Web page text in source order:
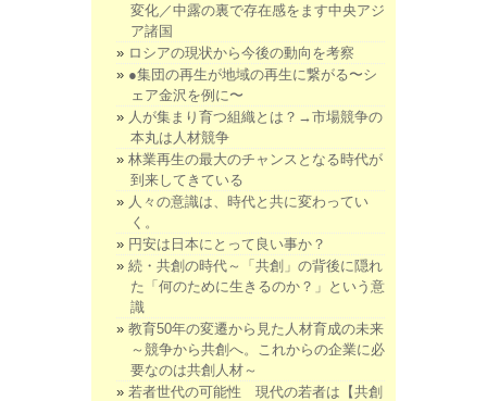
変化／中露の裏で存在感をます中央アジ
ア諸国
ロシアの現状から今後の動向を考察
●集団の再生が地域の再生に繋がる〜シ
ェア金沢を例に〜
人が集まり育つ組織とは？→市場競争の
本丸は人材競争
林業再生の最大のチャンスとなる時代が
到来してきている
人々の意識は、時代と共に変わってい
く。
円安は日本にとって良い事か？
続・共創の時代～「共創」の背後に隠れ
た「何のために生きるのか？」という意
識
教育50年の変遷から見た人材育成の未来
～競争から共創へ。これからの企業に必
要なのは共創人材～
若者世代の可能性 現代の若者は【共創